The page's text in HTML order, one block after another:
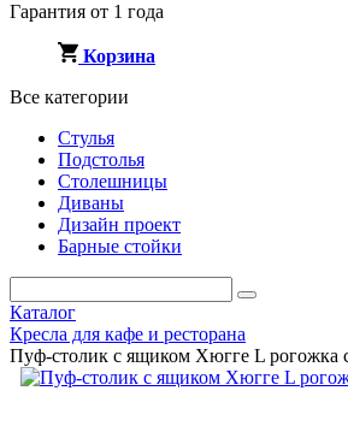
Гарантия от 1 года
Корзина
Все категории
Стулья
Подстолья
Столешницы
Диваны
Дизайн проект
Барные стойки
Каталог
Кресла для кафе и ресторана
Пуф-столик с ящиком Хюгге L рогожка